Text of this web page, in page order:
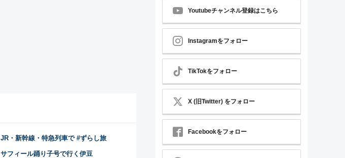
JR・新幹線・特急列車で #ずらし旅
サフィール踊り子号で行く伊豆
Youtubeチャンネル登録はこちら
Instagramをフォロー
TikTokをフォロー
X (旧Twitter) をフォロー
Facebookをフォロー